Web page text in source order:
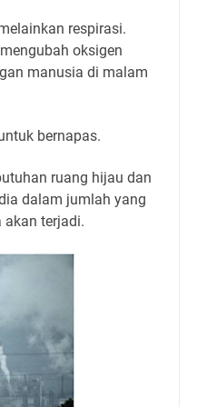
respirasi.
oksigen
manusia di malam
bernapas.
ruang hijau dan
dalam jumlah yang
akan terjadi.